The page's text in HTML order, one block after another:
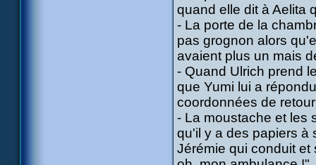
quand elle dit à Aelita
- La porte de la
pas grognon alors
avaient plus un mais
- Quand Ulrich prend
que Yumi lui a
coordonnées de
- La moustache et les
qu'il y a des papiers à
Jérémie qui conduit et